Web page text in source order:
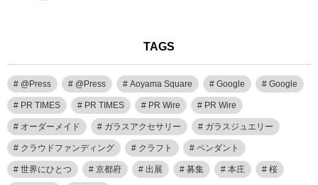
TAGS
@Press @Press Aoyama Square Google Google
PR TIMES PR TIMES PR Wire PR Wire
オーダーメイド ガラスアクセサリー ガラスジュエリー
クラウドファンディング クラフト ペンダント
世界にひとつ 京都府 出展 募集 本庄 桜